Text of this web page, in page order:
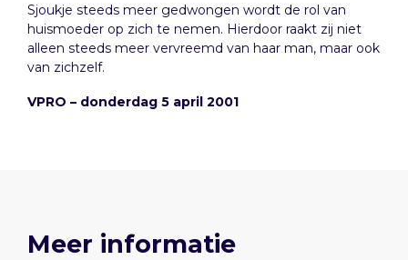
Sjoukje steeds meer gedwongen wordt de rol van
huismoeder op zich te nemen. Hierdoor raakt zij niet
alleen steeds meer vervreemd van haar man, maar ook
van zichzelf.
VPRO – donderdag 5 april 2001
Meer informatie